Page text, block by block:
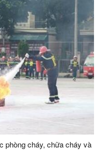
phòng cháy, chữa cháy và